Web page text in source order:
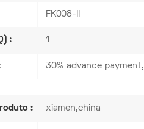
FK008-II
: 1
30% advance
: xiamen,china